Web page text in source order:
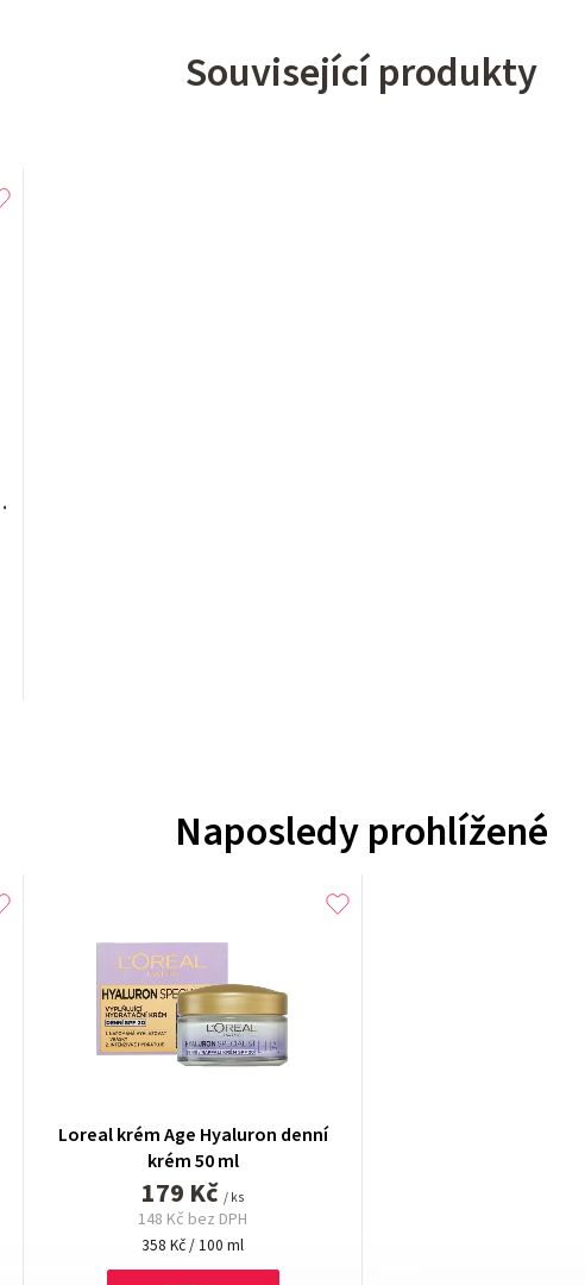
Související produkty
Naposledy prohlížené
Loreal krém Age Hyaluron denní
krém 50 ml
179 Kč / ks
148 Kč bez DPH
Měrná
358 Kč / 100 ml